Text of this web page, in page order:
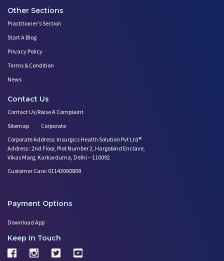
Other Sections
Practitioner's Section
Start A Blog
Privacy Policy
Terms & Condition
News
Contact Us
Contact Us/Raise A Complaint
Sitemap
Corporate
Corporate Address: Insurgics Health Solution Pvt Ltd®
Address : 2nd Floor, Plot Number 2, Hargobind Enclave,
Vikas Marg, Karkarduma, Delhi – 110092
Customer Care: 01143060808
Payment Options
Download App
Keep In Touch